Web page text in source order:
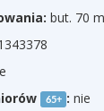
but. 70
65+ : nie